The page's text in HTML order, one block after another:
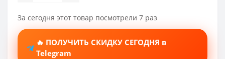
За сегодня этот товар посмотрели 7 раз
🔥 ПОЛУЧИТЬ СКИДКУ СЕГОДНЯ в
Telegram